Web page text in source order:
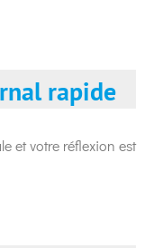
rapide
et votre réflexion est